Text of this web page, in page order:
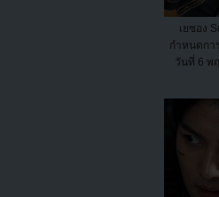
เยซอง
กำหนดกา
วันที่ 6 พ